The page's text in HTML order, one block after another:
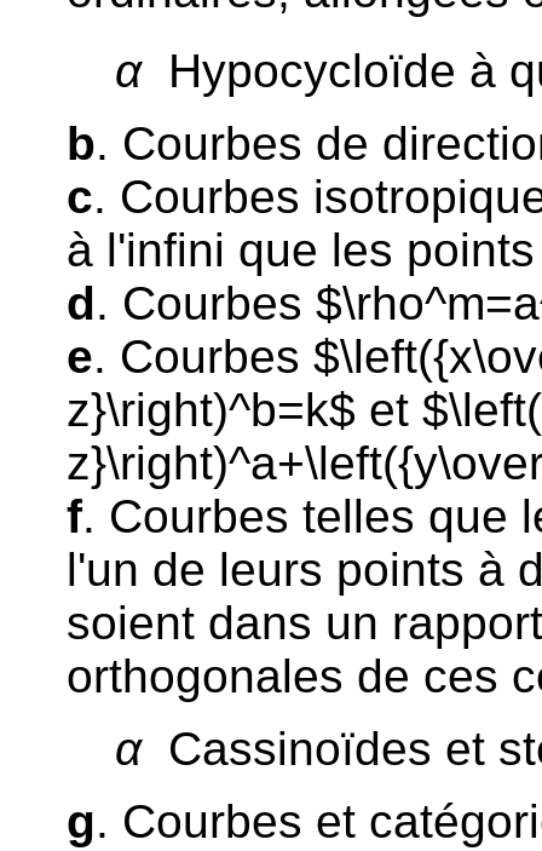
αHypocycloïde à
b. Courbes de
c. Courbes
à l'infini que les
d. Courbes
e. Courbes
z}\right)^b=k$ et
f. Courbes telles que
l'un de leurs points à
soient dans un
orthogonales de ces
αCassinoïdes et
g. Courbes et